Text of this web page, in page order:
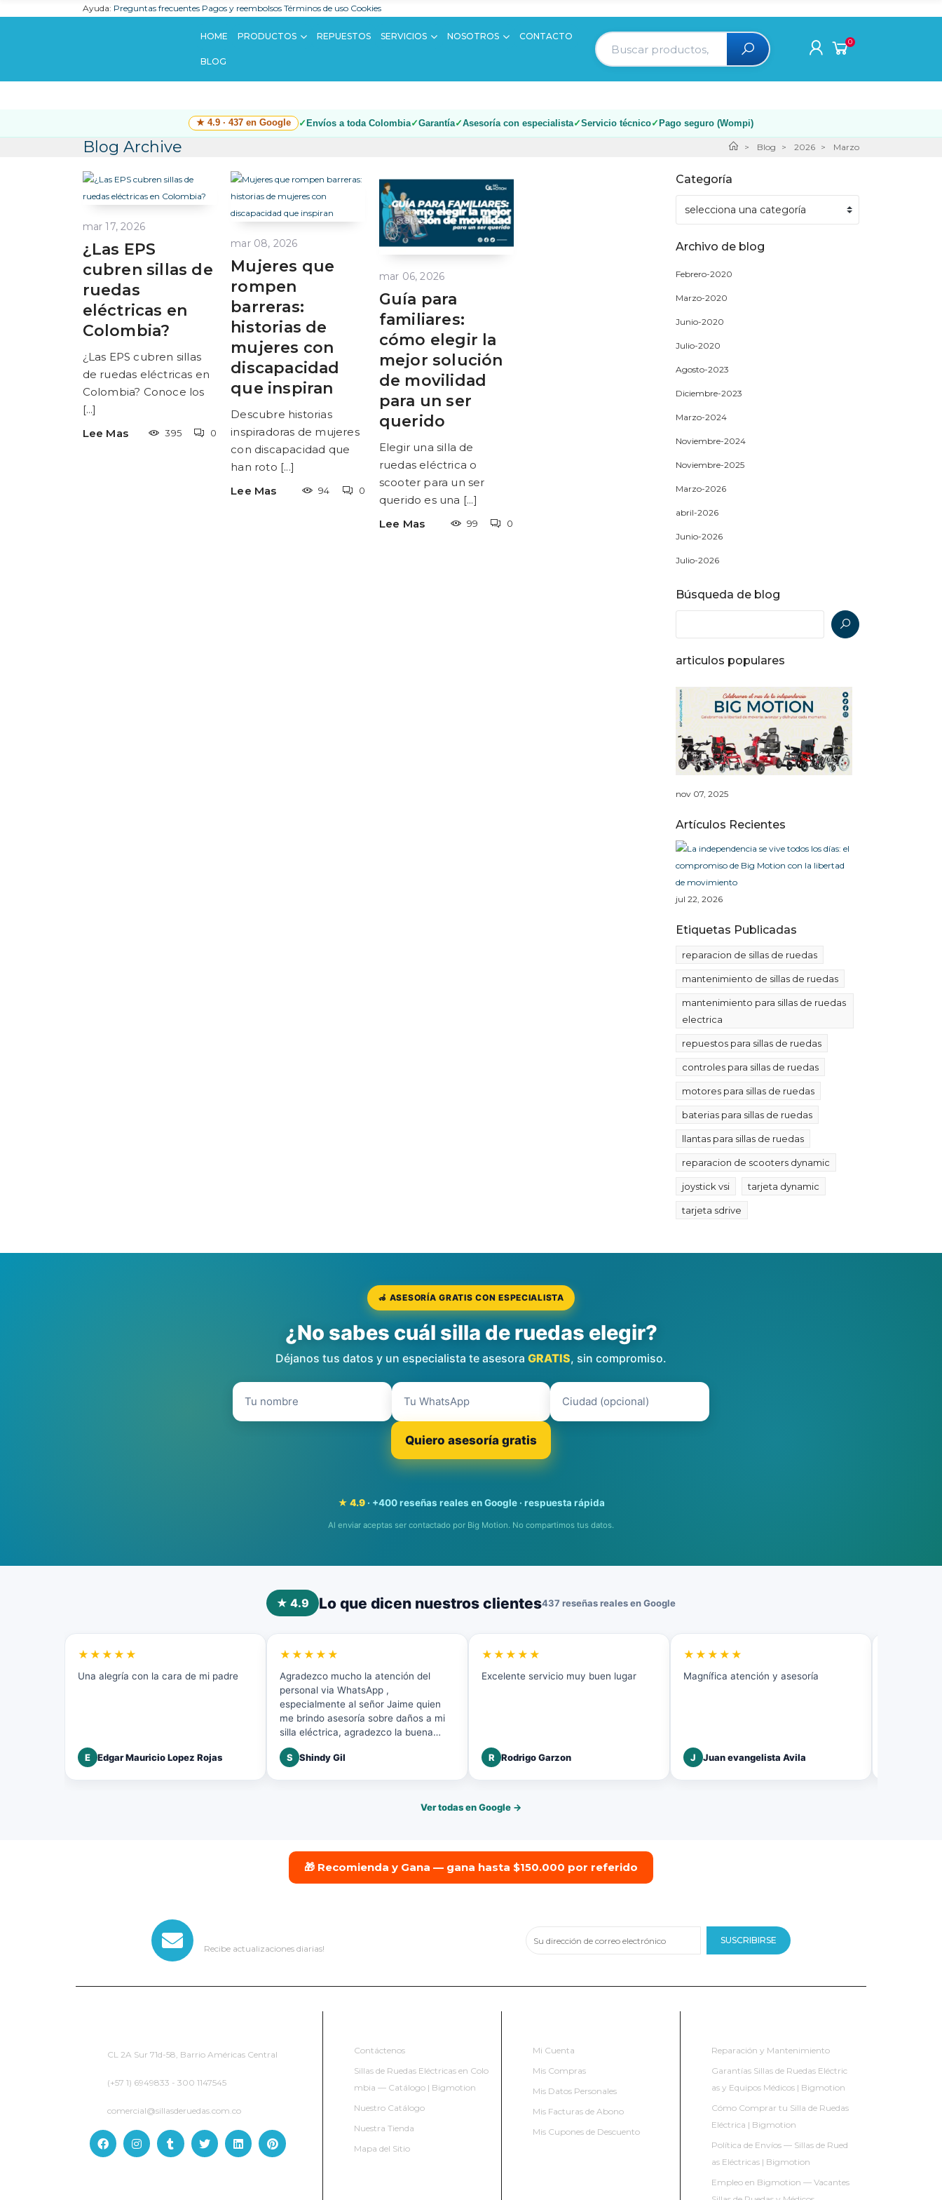
Ayuda: Preguntas frecuentes Pagos y reembolsos Términos de uso Cookies
HOME PRODUCTOS REPUESTOS SERVICIOS NOSOTROS CONTACTO
BLOG
0
★ 4.9 · 437 en Google Envíos a toda Colombia Garantía Asesoría con especialista Servicio técnico Pago seguro (Wompi)
Blog Archive Blog 2026 Marzo
mar 17, 2026
¿Las EPS
cubren sillas de
ruedas
eléctricas en
Colombia?
¿Las EPS cubren sillas
de ruedas eléctricas en
Colombia? Conoce los
[...]
Lee Mas
395 0
mar 08, 2026
Mujeres que
rompen
barreras:
historias de
mujeres con
discapacidad
que inspiran
Descubre historias
inspiradoras de mujeres
con discapacidad que
han roto [...]
Lee Mas
94 0
mar 06, 2026
Guía para
familiares:
cómo elegir la
mejor solución
de movilidad
para un ser
querido
Elegir una silla de
ruedas eléctrica o
scooter para un ser
querido es una [...]
Lee Mas
99 0
Categoría
Archivo de blog
Febrero-2020
Marzo-2020
Junio-2020
Julio-2020
Agosto-2023
Diciembre-2023
Marzo-2024
Noviembre-2024
Noviembre-2025
Marzo-2026
abril-2026
Junio-2026
Julio-2026
Búsqueda de blog
articulos populares
nov 07, 2025
Artículos Recientes
jul 22, 2026
Etiquetas Publicadas
reparacion de sillas de ruedas
mantenimiento de sillas de ruedas
mantenimiento para sillas de ruedas
electrica
repuestos para sillas de ruedas
controles para sillas de ruedas
motores para sillas de ruedas
baterias para sillas de ruedas
llantas para sillas de ruedas
reparacion de scooters dynamic
joystick vsi tarjeta dynamic
tarjeta sdrive
🦽 ASESORÍA GRATIS CON ESPECIALISTA
¿No sabes cuál silla de ruedas elegir?
Déjanos tus datos y un especialista te asesora GRATIS, sin compromiso.
Quiero asesoría gratis
★ 4.9· +400 reseñas reales en Google · respuesta rápida
Al enviar aceptas ser contactado por Big Motion. No compartimos tus datos.
★ 4.9 Lo que dicen nuestros clientes437 reseñas reales en Google
★★★★★
Una alegría con la cara de mi padre
E Edgar Mauricio Lopez Rojas
★★★★★
Agradezco mucho la atención del
personal via WhatsApp ,
especialmente al señor Jaime quien
me brindo asesoría sobre daños a mi
silla eléctrica, agradezco la buena
atención y disposición a mi solicitud.
S
Shindy Gil
★★★★★
Excelente servicio muy buen lugar
R Rodrigo Garzon
★★★★★
Magnífica atención y asesoría
J Juan evangelista Avila
Ver todas en Google →
🎁 Recomienda y Gana — gana hasta $150.000 por referido
Recibe actualizaciones diarias!
SUSCRIBIRSE
CL 2A Sur 71d-58, Barrio Américas Central
(+57 1) 6949833 - 300 1147545
comercial@sillasderuedas.com.co
Contáctenos
Sillas de Ruedas Eléctricas en Colo
mbia — Catálogo | Bigmotion
Nuestro Catálogo
Nuestra Tienda
Mapa del Sitio
Mi Cuenta
Mis Compras
Mis Datos Personales
Mis Facturas de Abono
Mis Cupones de Descuento
Reparación y Mantenimiento
Garantías Sillas de Ruedas Eléctric
as y Equipos Médicos | Bigmotion
Cómo Comprar tu Silla de Ruedas
Eléctrica | Bigmotion
Política de Envíos — Sillas de Rued
as Eléctricas | Bigmotion
Empleo en Bigmotion — Vacantes